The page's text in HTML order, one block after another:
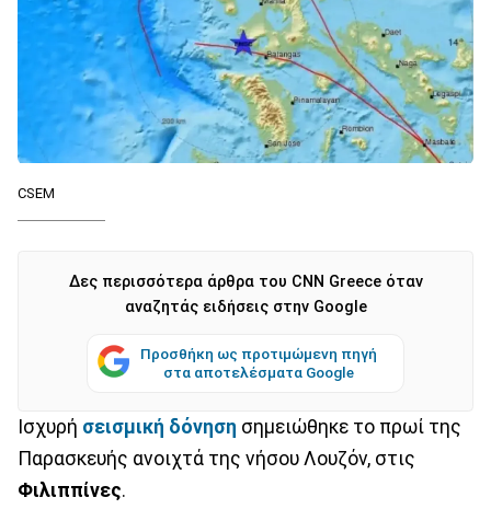
CSEM
Δες περισσότερα άρθρα του CNN Greece όταν
αναζητάς ειδήσεις στην Google
Προσθήκη ως προτιμώμενη πηγή
στα αποτελέσματα Google
Ισχυρή σεισμική δόνηση σημειώθηκε το πρωί της
Παρασκευής ανοιχτά της νήσου Λουζόν, στις
Φιλιππίνες.